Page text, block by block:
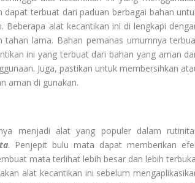
terbuat dari paduan berbagai bahan
alat kecantikan ini di lengkapi
lama. Bahan pemanas umumnya
ini yang terbuat dari bahan yang aman
Juga, pastikan untuk membersihkan
aman di gunakan.
menjadi alat yang populer dalam
. Penjepit bulu mata dapat memberikan
mata terlihat lebih besar dan lebih
alat kecantikan ini sebelum